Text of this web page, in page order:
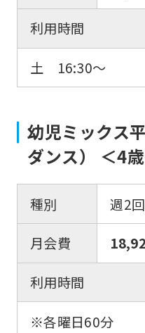
利用時間
土 16:30〜
幼児ミックス
ダンス） ＜4
種別
週2回
月会費
利用時間
※各曜日60分